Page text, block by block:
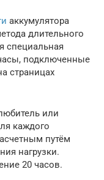
аккумулятора
длительного
специальная
подключенные
страницах
или
каждого
путём
нагрузки.
20 часов.